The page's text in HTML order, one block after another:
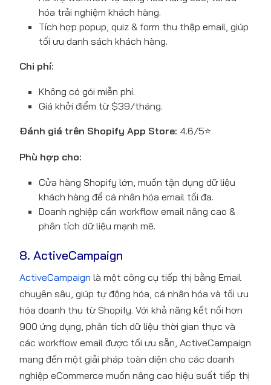
hóa trải nghiệm khách hàng.
Tích hợp popup, quiz & form thu thập email, giúp
tối ưu danh sách khách hàng.
Chi phí:
Không có gói miễn phí.
Giá khởi điểm từ $39/tháng.
Đánh giá trên Shopify App Store: 4.6/5⭐
Phù hợp cho:
Cửa hàng Shopify lớn, muốn tận dụng dữ liệu
khách hàng để cá nhân hóa email tối đa.
Doanh nghiệp cần workflow email nâng cao &
phân tích dữ liệu mạnh mẽ.
8. ActiveCampaign
ActiveCampaign là một công cụ tiếp thị bằng Email
chuyên sâu, giúp tự động hóa, cá nhân hóa và tối ưu
hóa doanh thu từ Shopify. Với khả năng kết nối hơn
900 ứng dụng, phân tích dữ liệu thời gian thực và
các workflow email được tối ưu sẵn, ActiveCampaign
mang đến một giải pháp toàn diện cho các doanh
nghiệp eCommerce muốn nâng cao hiệu suất tiếp thị